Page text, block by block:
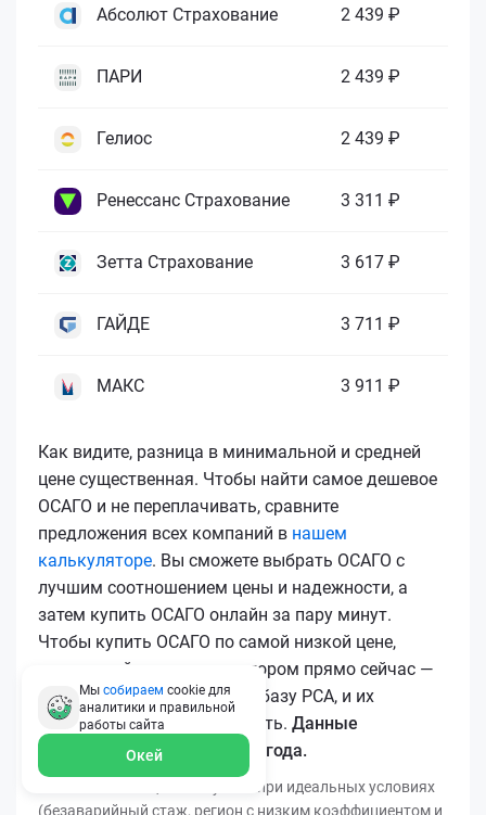
Абсолют Страхование 2 439 ₽
ПАРИ 2 439 ₽
Гелиос 2 439 ₽
Ренессанс Страхование 3 311 ₽
Зетта Страхование 3 617 ₽
ГАЙДЕ 3 711 ₽
МАКС 3 911 ₽
Как видите, разница в минимальной и средней
цене существенная. Чтобы найти самое дешевое
ОСАГО и не переплачивать, сравните
предложения всех компаний в нашем
калькуляторе. Вы сможете выбрать ОСАГО с
лучшим соотношением цены и надежности, а
затем купить ОСАГО онлайн за пару минут.
Чтобы купить ОСАГО по самой низкой цене,
воспользуйтесь калькулятором прямо сейчас —
все полисы загружаются в базу РСА, и их
подлинность легко проверить. Данные
актуальны для марта 2026 года.
*Минимальная цена получена при идеальных условиях
(безаварийный стаж, регион с низким коэффициентом и
Мы собираем cookie для
аналитики и правильной
работы сайта
Окей